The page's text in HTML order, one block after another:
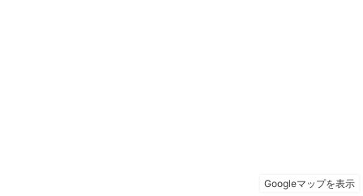
Googleマップを表示